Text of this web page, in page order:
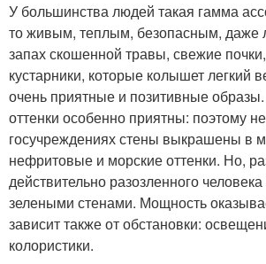
У большинства людей такая гамма
то живым, теплым, безопасным, даже
запах скошенной травы, свежие
кустарники, которые колышет легкий
очень приятные и позитивные
оттенки особенно приятны: поэтому
госучреждениях стены выкрашены в
нефритовые и морские оттенки. Но,
действительно разозленного
зелеными стенами. Мощность
зависит также от обстановки:
колористики.